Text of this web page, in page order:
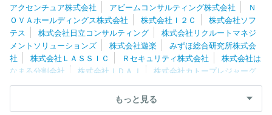
アクセンチュア株式会社 アビームコンサルティング株式会社
Ｎ
ＯＶＡホールディングス株式会社
株式会社Ｉ２Ｃ
株式会社ソフ
テス
株式会社日立コンサルティング
株式会社リクルートマネジ
メントソリューションズ
株式会社遊楽
みずほ総合研究所株式会
社
株式会社ＬＡＳＳＩＣ Ｒセキュリティ株式会社
株式会社は
なまる分割会社
株式会社ＩＤＡＪ
株式会社カトープレジャーグ
ループ
ＲＥＸＴ Ｈｏｌｄｉｎｇｓ株式会社
株式会社日本能率
フロンティア・マネジメント株式会社
山
田コンサルティンググループ株式会社
もっと見る